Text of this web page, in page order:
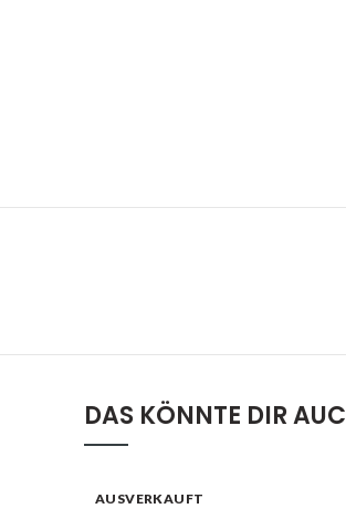
DAS KÖNNTE DIR
AUSVERKAUFT